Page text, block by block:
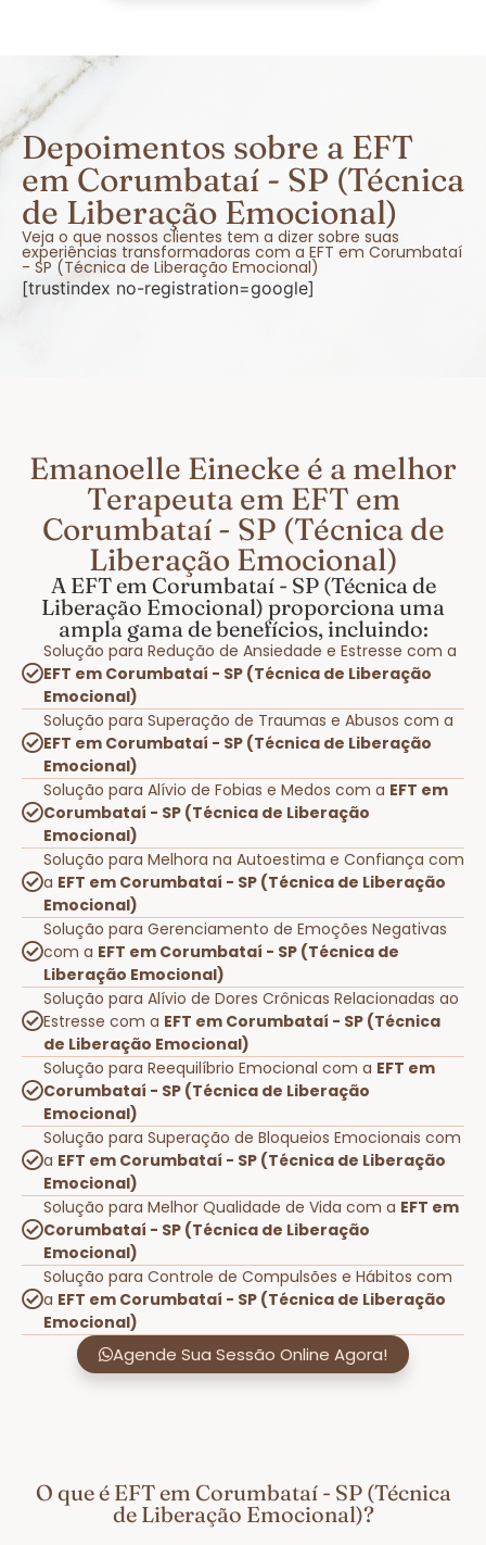
Depoimentos sobre a EFT
em Corumbataí - SP (Técnica
de Liberação Emocional)
Veja o que nossos clientes tem a dizer sobre suas
experiências transformadoras com a EFT em Corumbataí
- SP (Técnica de Liberação Emocional)
[trustindex no-registration=google]
Emanoelle Einecke é a melhor
Terapeuta em EFT em
Corumbataí - SP (Técnica de
Liberação Emocional)
A EFT em Corumbataí - SP (Técnica de
Liberação Emocional) proporciona uma
ampla gama de benefícios, incluindo:
Solução para Redução de Ansiedade e Estresse com a
EFT em Corumbataí - SP (Técnica de Liberação
Emocional)
Solução para Superação de Traumas e Abusos com a
EFT em Corumbataí - SP (Técnica de Liberação
Emocional)
Solução para Alívio de Fobias e Medos com a EFT em
Corumbataí - SP (Técnica de Liberação
Emocional)
Solução para Melhora na Autoestima e Confiança com
a EFT em Corumbataí - SP (Técnica de Liberação
Emocional)
Solução para Gerenciamento de Emoções Negativas
com a EFT em Corumbataí - SP (Técnica de
Liberação Emocional)
Solução para Alívio de Dores Crônicas Relacionadas ao
Estresse com a EFT em Corumbataí - SP (Técnica
de Liberação Emocional)
Solução para Reequilíbrio Emocional com a EFT em
Corumbataí - SP (Técnica de Liberação
Emocional)
Solução para Superação de Bloqueios Emocionais com
a EFT em Corumbataí - SP (Técnica de Liberação
Emocional)
Solução para Melhor Qualidade de Vida com a EFT em
Corumbataí - SP (Técnica de Liberação
Emocional)
Solução para Controle de Compulsões e Hábitos com
a EFT em Corumbataí - SP (Técnica de Liberação
Emocional)
Agende Sua Sessão Online Agora!
O que é EFT em Corumbataí - SP (Técnica
de Liberação Emocional)?